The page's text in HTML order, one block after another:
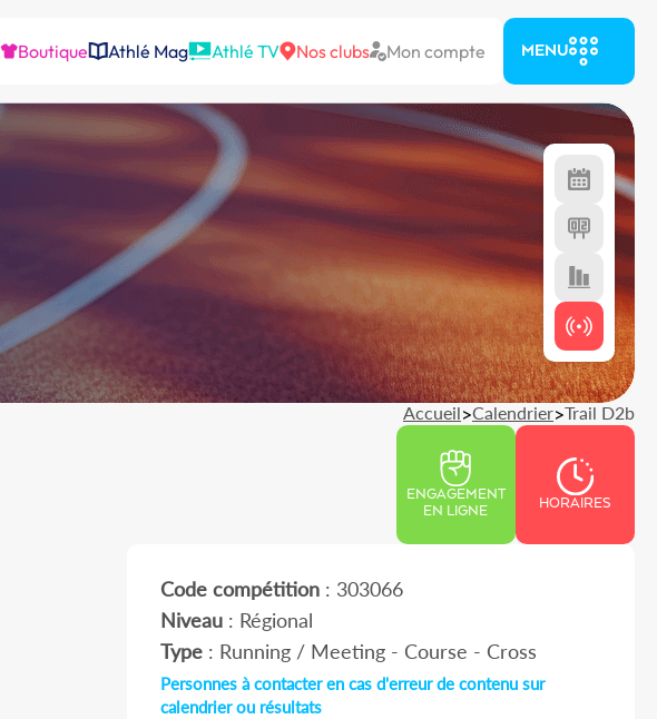
Boutique Athlé Mag Athlé TV Nos clubs Mon compte MENU
Accueil>Calendrier>Trail D2b
ENGAGEMENT
EN LIGNE
HORAIRES
Code compétition: 303066
Niveau: Régional
Type: Running / Meeting - Course - Cross
Personnes à contacter en cas d'erreur de contenu sur
calendrier ou résultats